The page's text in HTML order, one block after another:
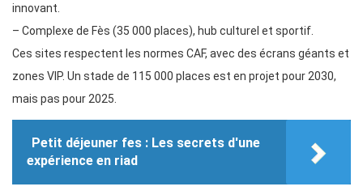
innovant.
– Complexe de Fès (35 000 places), hub culturel et sportif.
Ces sites respectent les normes CAF, avec des écrans géants et
zones VIP. Un stade de 115 000 places est en projet pour 2030,
mais pas pour 2025.
Petit déjeuner fes : Les secrets d'une
expérience en riad